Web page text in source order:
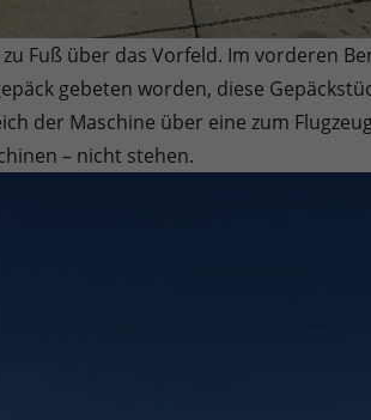
Fuß über das Vorfeld. Im vorderen
gebeten worden, diese
der Maschine über eine zum
– nicht stehen.